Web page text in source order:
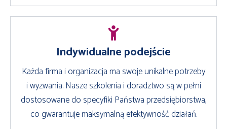
Indywidualne podejście
Każda firma i organizacja ma swoje unikalne potrzeby
i wyzwania. Nasze szkolenia i doradztwo są w pełni
dostosowane do specyfiki Państwa przedsiębiorstwa,
co gwarantuje maksymalną efektywność działań.